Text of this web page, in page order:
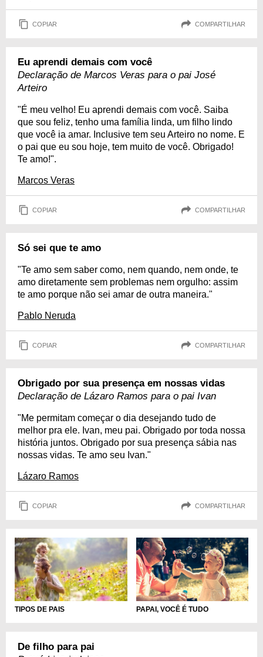
COPIAR COMPARTILHAR
Eu aprendi demais com você
Declaração de Marcos Veras para o pai José
Arteiro
"É meu velho! Eu aprendi demais com você. Saiba
que sou feliz, tenho uma família linda, um filho lindo
que você ia amar. Inclusive tem seu Arteiro no nome. E
o pai que eu sou hoje, tem muito de você. Obrigado!
Te amo!".
Marcos Veras
COPIAR COMPARTILHAR
Só sei que te amo
"Te amo sem saber como, nem quando, nem onde, te
amo diretamente sem problemas nem orgulho: assim
te amo porque não sei amar de outra maneira."
Pablo Neruda
COPIAR COMPARTILHAR
Obrigado por sua presença em nossas vidas
Declaração de Lázaro Ramos para o pai Ivan
"Me permitam começar o dia desejando tudo de
melhor pra ele. Ivan, meu pai. Obrigado por toda nossa
história juntos. Obrigado por sua presença sábia nas
nossas vidas. Te amo seu Ivan."
Lázaro Ramos
COPIAR COMPARTILHAR
TIPOS DE PAIS PAPAI, VOCÊ É TUDO
De filho para pai